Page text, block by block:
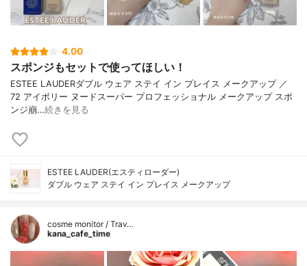
4.00
スポンジもセットで使ってほしい！
ESTEE LAUDERダブル ウェア ステイ イン プレイス メークアップ ／
72 アイボリー ヌードスーパー プロフェッショナル メークアップ スポ
ンジ崩…続きを見る
ESTEE LAUDER(エスティローダー)
ダブル ウェア ステイ イン プレイス メークアップ
cosme monitor / Trav…
kana_cafe_time